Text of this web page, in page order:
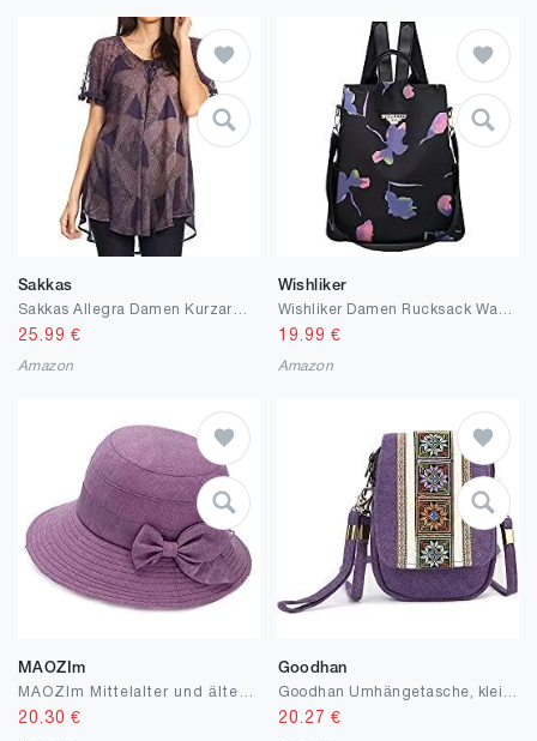
Sakkas
Sakkas Allegra Damen Kurzarm Loose Fit Lässige Tie Dye Bluse Tunika Shirt
25.99 €
Amazon
Wishliker
19.99 €
Amazon
MAOZIm
20.30 €
Goodhan
20.27 €